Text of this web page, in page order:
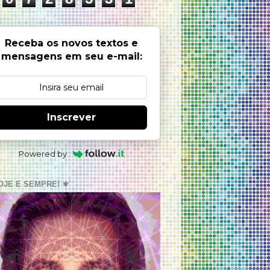
Receba os novos textos e
mensagens em seu e-mail:
Inscrever
Powered by
E SEMPRE! ⚜️